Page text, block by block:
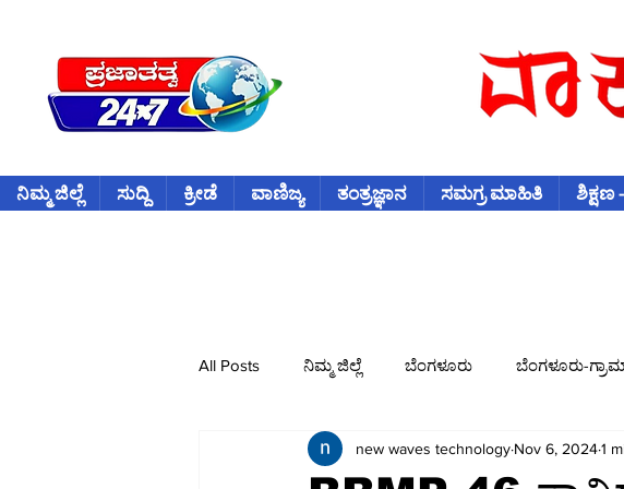
ನಿಮ್ಮ ಜಿಲ್ಲೆ ಸುದ್ದಿ ಕ್ರೀಡೆ ವಾಣಿಜ್ಯ ತಂತ್ರಜ್ಞಾನ ಸಮಗ್ರ ಮಾಹಿತಿ
All Posts ನಿಮ್ಮ ಜಿಲ್ಲೆ ಬೆಂಗಳೂರು ಬೆಂಗಳೂರು-
ಕ್ರೀಡೆ ಕ್ರಿಕೆಟ್ ವಿಶ್ವಕಪ್ ಫುಟ್-
new waves technology Nov 6, 20241